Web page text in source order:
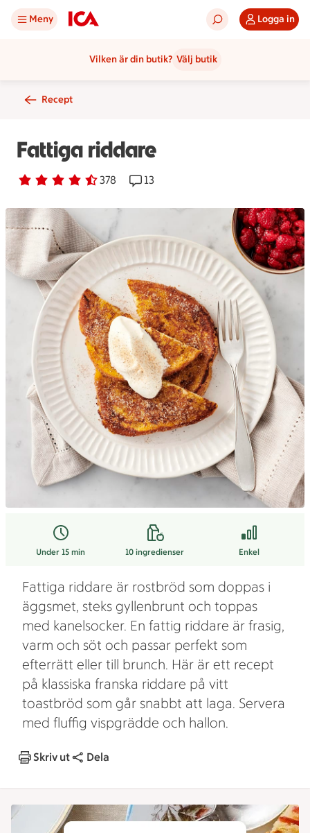
Meny Logga in
Vilken är din butik? Välj butik
Recept
Fattiga riddare
Betyg 4.3 av 5. 378
378 personer har röstatReceptet har 13 kommentarer
13
Under 15 min 10ingredienser Enkel
Fattiga riddare är rostbröd som doppas i
äggsmet, steks gyllenbrunt och toppas
med kanelsocker. En fattig riddare är frasig,
varm och söt och passar perfekt som
efterrätt eller till brunch. Här är ett recept
på klassiska franska riddare på vitt
toastbröd som går snabbt att laga. Servera
med fluffig vispgrädde och hallon.
Skriv ut Dela